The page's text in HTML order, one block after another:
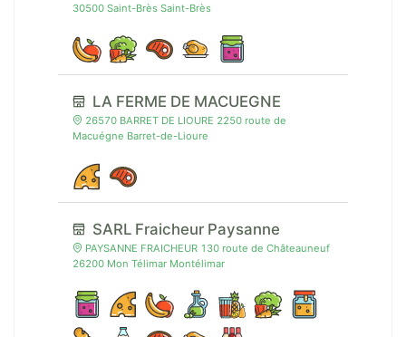
30500 Saint-Brès Saint-Brès
LA FERME DE MACUEGNE
26570 BARRET DE LIOURE 2250 route de
Macuégne Barret-de-Lioure
SARL Fraicheur Paysanne
PAYSANNE FRAICHEUR 130 route de Châteauneuf
26200 Mon Télimar Montélimar